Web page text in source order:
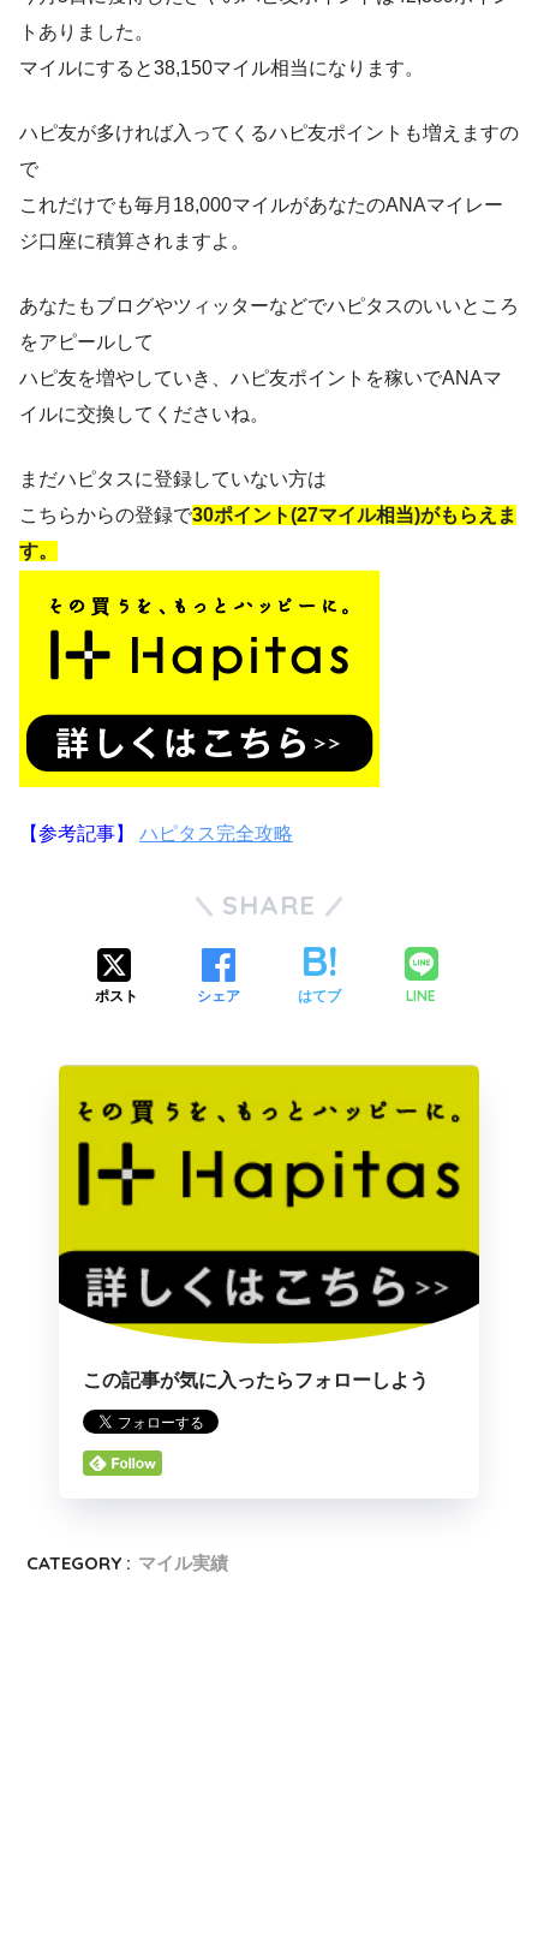
トありました。
マイルにすると38,150マイル相当になります。
ハピ友が多ければ入ってくるハピ友ポイントも増えますの
で
これだけでも毎月18,000マイルがあなたのANAマイレー
ジ口座に積算されますよ。
あなたもブログやツィッターなどでハピタスのいいところ
をアピールして
ハピ友を増やしていき、ハピ友ポイントを稼いでANAマ
イルに交換してくださいね。
まだハピタスに登録していない方は
こちらからの登録で30ポイント(27マイル相当)がもらえま
す。
【参考記事】 ハピタス完全攻略
SHARE
ポスト シェア はてブ LINE
この記事が気に入ったらフォローしよう
CATEGORY : マイル実績